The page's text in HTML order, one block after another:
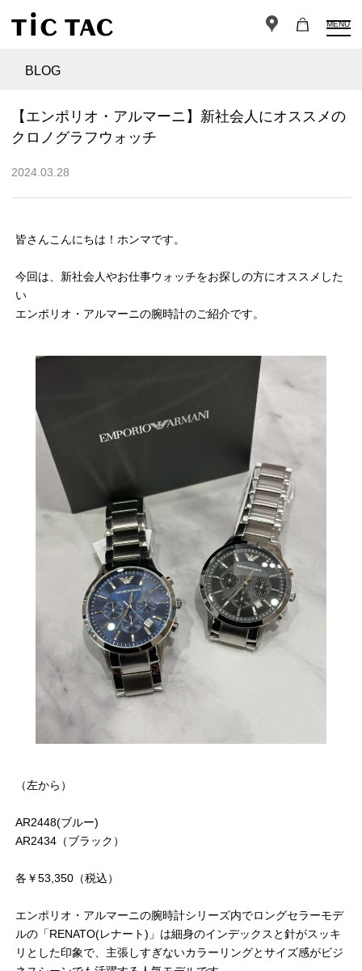
MENU
BLOG
【エンポリオ・アルマーニ】新社会人にオススメの
クロノグラフウォッチ
2024.03.28
皆さんこんにちは！ホンマです。
今回は、新社会人やお仕事ウォッチをお探しの方にオススメした
い
エンポリオ・アルマーニの腕時計のご紹介です。
（左から）
AR2448(ブルー)
AR2434（ブラック）
各￥53,350（税込）
エンポリオ・アルマーニの腕時計シリーズ内でロングセラーモデ
ルの「RENATO(レナート)」は細身のインデックスと針がスッキ
リとした印象で、主張しすぎないカラーリングとサイズ感がビジ